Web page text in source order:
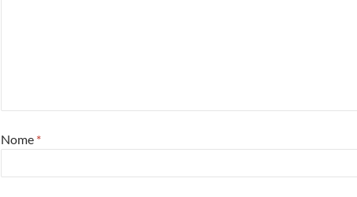
Nome *